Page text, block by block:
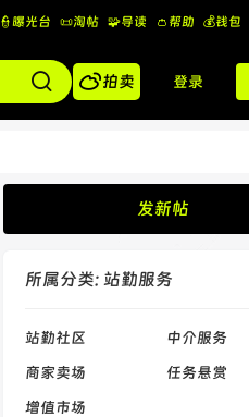
👮曝光台 📜淘帖 🧩导读 👛帮助 💰️钱包
拍卖 登录
发新帖
所属分类: 站勤服务
站勤社区
中介服务
商家卖场
任务悬赏
增值市场